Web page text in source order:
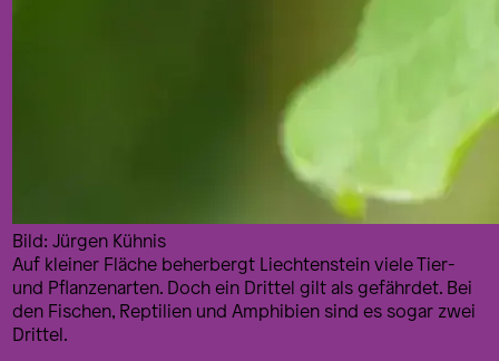
Bild: Jürgen Kühnis
Auf kleiner Fläche beherbergt Liechtenstein viele Tier-
und Pflanzenarten. Doch ein Drittel gilt als gefährdet. Bei
den Fischen, Reptilien und Amphibien sind es sogar zwei
Drittel.